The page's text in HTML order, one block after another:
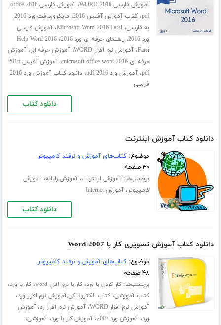
آموزش فارسی WORD 2016
،
آموزش فارسی office 2016
pdf،کتاب آموزش آفیس 2016 ،
مایکروسافت ورد 2016
به فارسی،Microsoft Word 2016 Farsi،آموزش فارسی
ورد 2016
،راهنمای حرفه ای ورد 2016 ،Help Word 2016
Farsi،آموزش نرم افزار WORD ،آموزش حرفه ای،آموزش
حرفه ای microsoft office word 2016
،
آموزش آفیس 2016
pdf،آموزش ورد 2016 pdf ،
دانلود کتاب آموزش ورد 2016
فارسی
دانلود کتاب
دانلود کتاب آموزش اینترنت
موضوع:کتاب‌های آموزش و ترفند کامپیوتر
۳۰ صفحه
برچسب‌ها:آموزش اینترنت،آموزش رایانه،آموزش
کامپیوتر،آموزش Internet
دانلود کتاب
دانلود کتاب آموزش تصویری کار با Word 2007
موضوع:کتاب‌های آموزش و ترفند کامپیوتر
۴۸ صفحه
برچسب‌ها:کار کردن با ورد،کار با نرم افزار word ،کار با ورد،
کتاب آموزشی،کتاب الکترونیکی,آموزش نرم افزار ورد،
آموزش نرم افزار WORD ،آموزش نرم افزار رد،آموزش
ورد،آموزش ورد 2007 ،آموزش کار با ورد،آموزشی،